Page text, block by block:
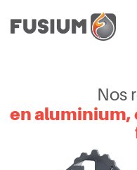
Nos
en aluminium,